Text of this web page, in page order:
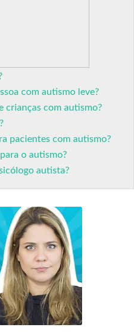
com autismo leve?
crianças com autismo?
pacientes com autismo?
o autismo?
autista?